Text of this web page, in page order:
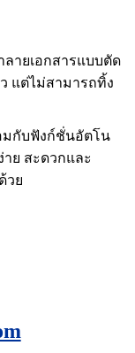
ลายเอกสารแบบตัด
แต่ไม่สามารถทิ้ง
มกับฟังก์ชั่นอัตโน
ย สะดวกและ
วย